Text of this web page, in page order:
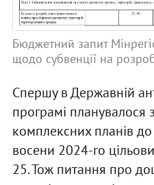
Бюджетний запит
щодо субвенції на
Спершу в Державній
програмі планувалося
комплексних планів
восени 2024-го
25. Тож питання про